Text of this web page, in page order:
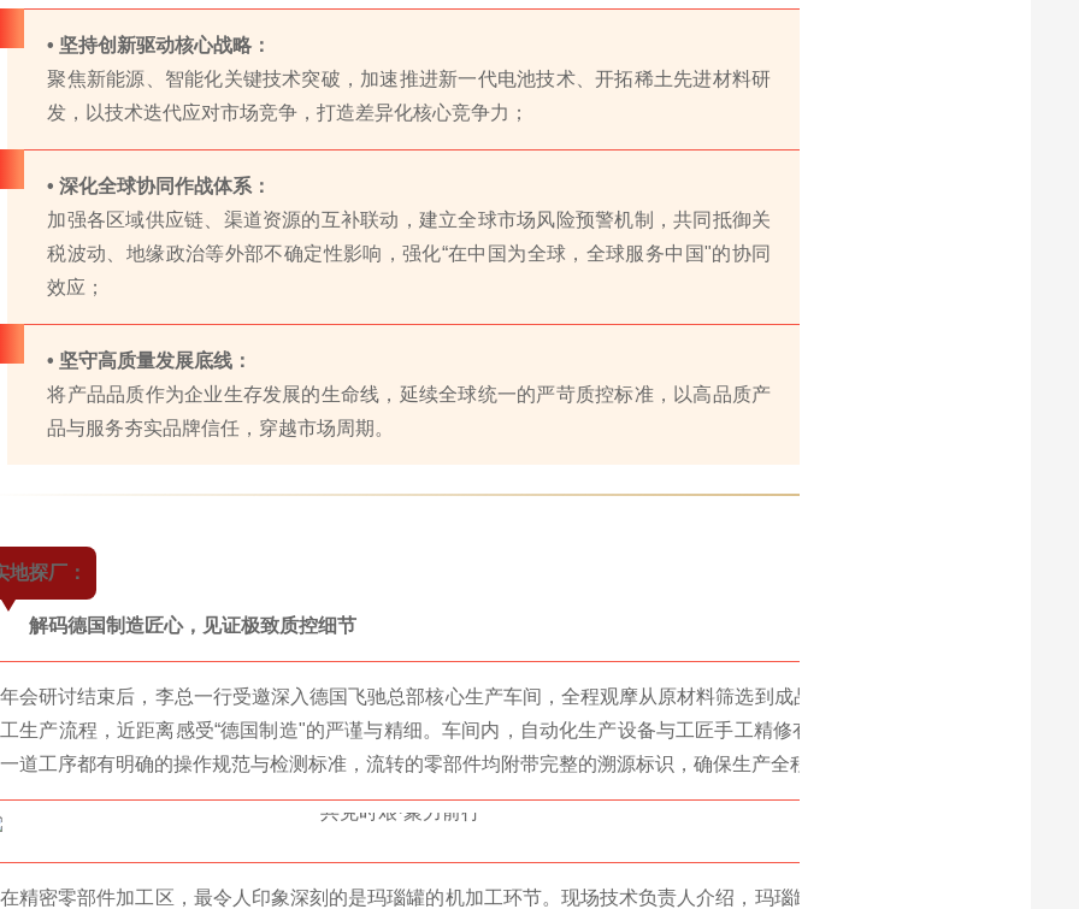
• 坚持创新驱动核心战略：
聚焦新能源、智能化关键技术突破，加速推进新一代电池技术、开拓稀土先进材料研
发，以技术迭代应对市场竞争，打造差异化核心竞争力；
• 深化全球协同作战体系：
加强各区域供应链、渠道资源的互补联动，建立全球市场风险预警机制，共同抵御关
税波动、地缘政治等外部不确定性影响，强化“在中国为全球，全球服务中国"的协同
效应；
• 坚守高质量发展底线：
将产品品质作为企业生存发展的生命线，延续全球统一的严苛质控标准，以高品质产
品与服务夯实品牌信任，穿越市场周期。
地探厂：
解码德国制造匠心，见证极致质控细节
年会研讨结束后，李总一行受邀深入德国飞驰总部核心生产车间，全程观摩从原材料筛选到成品下线的全加
工生产流程，近距离感受“德国制造"的严谨与精细。车间内，自动化生产设备与工匠手工精修有序配合，每
一道工序都有明确的操作规范与检测标准，流转的零部件均附带完整的溯源标识，确保生产全程可追溯。
在精密零部件加工区，最令人印象深刻的是玛瑙罐的机加工环节。现场技术负责人介绍，玛瑙罐作为高纯材